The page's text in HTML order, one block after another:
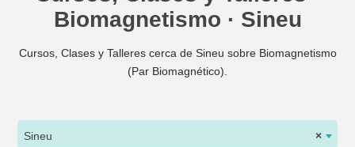
Biomagnetismo · Sineu
Cursos, Clases y Talleres cerca de Sineu sobre Biomagnetismo
(Par Biomagnético).
×
Sineu